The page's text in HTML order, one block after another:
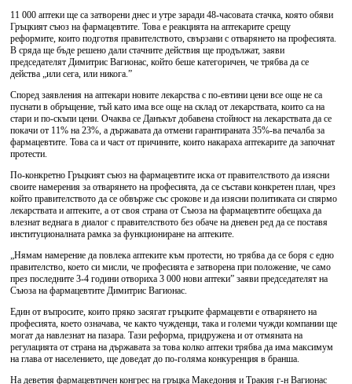
11 000 аптеки ще са затворени днес и утре заради 48-часовата стачка, която обяви
Гръцкият съюз на фармацевтите. Това е реакцията на аптекарите срещу
реформите, които подготвя правителството, свързани с отварянето на професията.
В сряда ще бъде решено дали стачните действия ще продължат, заяви
председателят Димитрис Вагионас, който беше категоричен, че трябва да се
действа „или сега, или никога.”
Според заявления на аптекари новите лекарства с по-евтини цени все още не са
пуснати в обръщение, тъй като има все още на склад от лекарствата, които са на
стари и по-скъпи цени. Очаква се Данъкът добавена стойност на лекарствата да се
покачи от 11% на 23%, а държавата да отмени гарантираната 35%-ва печалба за
фармацевтите. Това са и част от причините, които накараха аптекарите да започнат
протести.
По-конкретно Гръцкият съюз на фармацевтите иска от правителството да изясни
своите намерения за отварянето на професията, да се състави конкретен план, чрез
който правителството да се обвърже със срокове и да изясни политиката си спярмо
лекарствата и аптеките, а от своя страна от Съюза на фармацевтите обещаха да
влезнат веднага в диалог с правителството без обаче на дневен ред да се поставя
институционалната рамка за функциониране на аптеките.
„Нямам намерение да повлека аптеките към протести, но трябва да се боря с едно
правителство, което си мисли, че професията е затворена при положение, че само
през последните 3-4 години отвориха 3 000 нови аптеки” заяви председателят на
Съюза на фармацевтите Димитрис Вагионас.
Един от въпросите, които пряко засягат гръцките фармацевти е отварянето на
професията, което означава, че както чужденци, така и големи чужди компании ще
могат да навлезнат на пазара. Тази реформа, придружена и от отмяната на
регулацията от страна на държавата за това колко аптеки трябва да има максимум
на глава от населението, ще доведат до по-голяма конкуренция в бранша.
На деветия фармацевтичен конгрес на гръцка Македония и Тракия г-н Вагионас